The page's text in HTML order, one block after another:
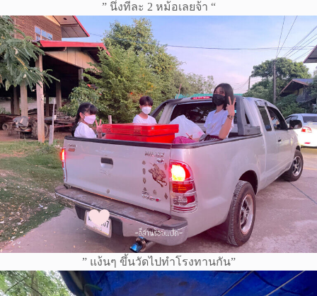
” นึ่งทีละ 2 หม้อเลยจ้า “
” แง้นๆ ขึ้นวัดไปทำโรงทานกัน”